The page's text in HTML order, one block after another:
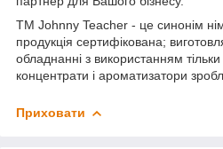
ТМ Johnny Teacher - це синонім
продукція сертифікована;
обладнанні з використанням тільки
концентрати і ароматизатори
Приховати